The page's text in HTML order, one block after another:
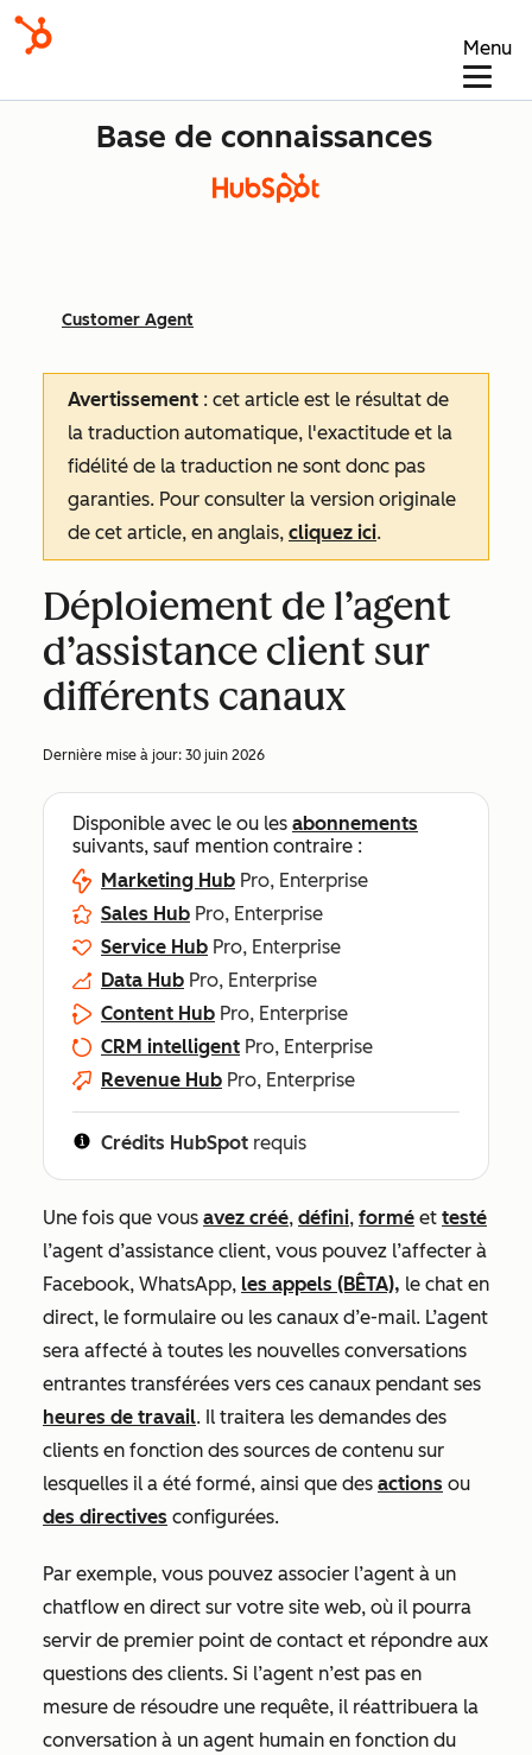
Menu
Base de connaissances
Customer Agent
Avertissement : cet article est le résultat de
la traduction automatique, l'exactitude et la
fidélité de la traduction ne sont donc pas
garanties. Pour consulter la version originale
de cet article, en anglais, cliquez ici.
Déploiement de l’agent
d’assistance client sur
différents canaux
Dernière mise à jour: 30 juin 2026
Disponible avec le ou les abonnements
suivants, sauf mention contraire :
Marketing Hub Pro, Enterprise
Sales Hub Pro, Enterprise
Service Hub Pro, Enterprise
Data Hub Pro, Enterprise
Content Hub Pro, Enterprise
CRM intelligent Pro, Enterprise
Revenue Hub Pro, Enterprise
Crédits HubSpot requis
Une fois que vous avez créé, défini, formé et testé
l’agent d’assistance client, vous pouvez l’affecter à
Facebook, WhatsApp, les appels (BÊTA), le chat en
direct, le formulaire ou les canaux d’e-mail. L’agent
sera affecté à toutes les nouvelles conversations
entrantes transférées vers ces canaux pendant ses
heures de travail. Il traitera les demandes des
clients en fonction des sources de contenu sur
lesquelles il a été formé, ainsi que des actions ou
des directives configurées.
Par exemple, vous pouvez associer l’agent à un
chatflow en direct sur votre site web, où il pourra
servir de premier point de contact et répondre aux
questions des clients. Si l’agent n’est pas en
mesure de résoudre une requête, il réattribuera la
conversation à un agent humain en fonction du